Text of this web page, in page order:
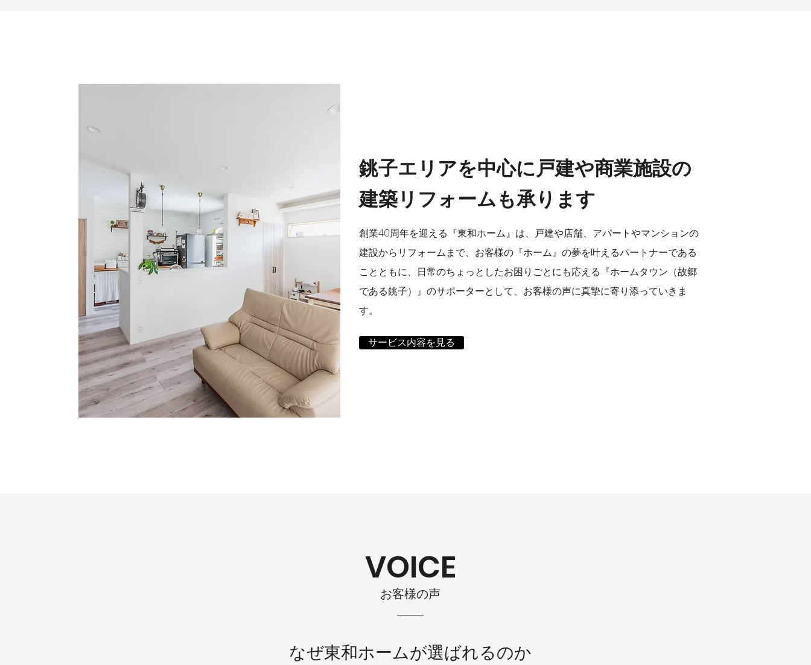
銚子エリアを中心に戸建や商業施設の
建築リフォームも承ります
創業40周年を迎える『東和ホーム』は、戸建や店舗、アパートやマンションの
建設からリフォームまで、お客様の『ホーム』の夢を叶えるパートナーである
ことともに、日常のちょっとしたお困りごとにも応える『ホームタウン（故郷
である銚子）』のサポーターとして、お客様の声に真摯に寄り添っていきま
す。
サービス内容を見る
VOICE
お客様の声
なぜ東和ホームが選ばれるのか